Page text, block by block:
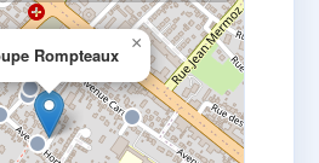
Rompteaux
×